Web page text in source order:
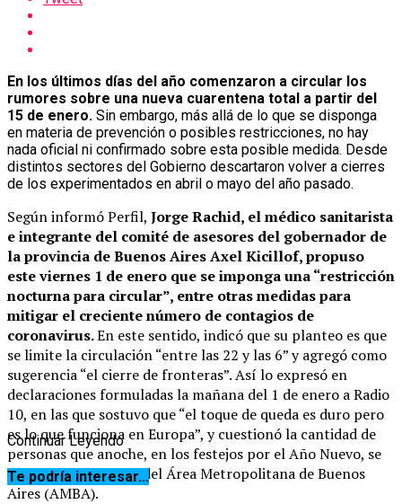
En los últimos días del año comenzaron a circular los
rumores sobre una nueva cuarentena total a partir del
15 de enero. Sin embargo, más allá de lo que se disponga
en materia de prevención o posibles restricciones, no hay
nada oficial ni confirmado sobre esta posible medida. Desde
distintos sectores del Gobierno descartaron volver a cierres
de los experimentados en abril o mayo del año pasado.
Según informó Perfil, Jorge Rachid, el médico sanitarista
e integrante del comité de asesores del gobernador de
la provincia de Buenos Aires Axel Kicillof, propuso
este viernes 1 de enero que se imponga una “restricción
nocturna para circular”, entre otras medidas para
mitigar el creciente número de contagios de
coronavirus.En este sentido, indicó que su planteo es que
se limite la circulación “entre las 22 y las 6” y agregó como
sugerencia “el cierre de fronteras”. Así lo expresó en
declaraciones formuladas la mañana del 1 de enero a Radio
10, en las que sostuvo que “el toque de queda es duro pero
es lo que funciona en Europa”, y cuestionó la cantidad de
personas que anoche, en los festejos por el Año Nuevo, se
agolparon en plazas del Área Metropolitana de Buenos
Aires (AMBA).
Continuar Leyendo
Te podría interesar...